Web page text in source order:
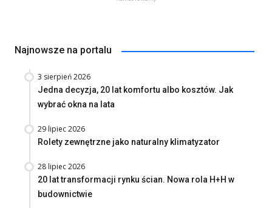
Najnowsze na portalu
3 sierpień 2026
Jedna decyzja, 20 lat komfortu albo kosztów. Jak
wybrać okna na lata
29 lipiec 2026
Rolety zewnętrzne jako naturalny klimatyzator
28 lipiec 2026
20 lat transformacji rynku ścian. Nowa rola H+H w
budownictwie